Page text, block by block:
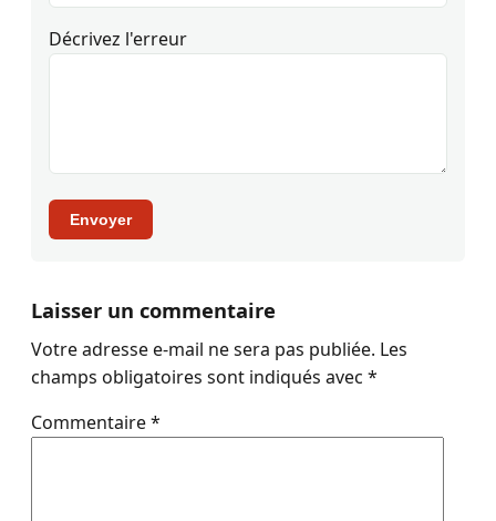
Décrivez l'erreur
Envoyer
Laisser un commentaire
Votre adresse e-mail ne sera pas publiée. Les
champs obligatoires sont indiqués avec *
Commentaire*